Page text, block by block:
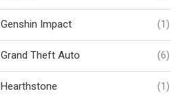
Genshin Impact (1)
Grand Theft Auto (6)
Hearthstone (1)